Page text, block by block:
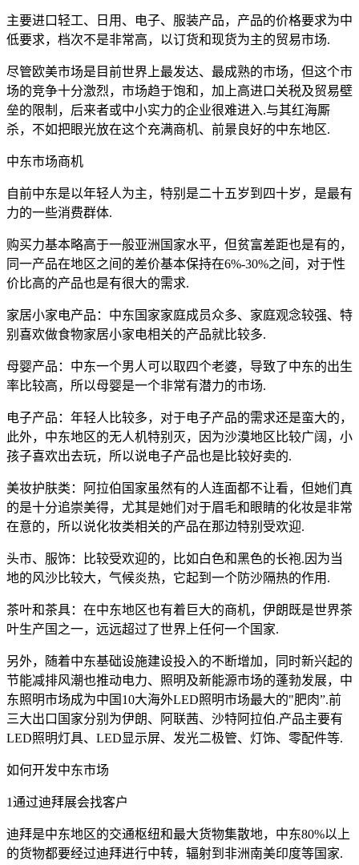
主要进口轻工、日用、电子、服装产品，产品的价格要求为中
低要求，档次不是非常高，以订货和现货为主的贸易市场.
尽管欧美市场是目前世界上最发达、最成熟的市场，但这个市
场的竞争十分激烈，市场趋于饱和，加上高进口关税及贸易壁
垒的限制，后来者或中小实力的企业很难进入.与其红海厮
杀，不如把眼光放在这个充满商机、前景良好的中东地区.
中东市场商机
自前中东是以年轻人为主，特别是二十五岁到四十岁，是最有
力的一些消费群体.
购买力基本略高于一般亚洲国家水平，但贫富差距也是有的，
同一产品在地区之间的差价基本保持在6%-30%之间，对于性
价比高的产品也是有很大的需求.
家居小家电产品：中东国家家庭成员众多、家庭观念较强、特
别喜欢做食物家居小家电相关的产品就比较多.
母婴产品：中东一个男人可以取四个老婆，导致了中东的出生
率比较高，所以母婴是一个非常有潜力的市场.
电子产品：年轻人比较多，对于电子产品的需求还是蛮大的，
此外，中东地区的无人机特别灭，因为沙漠地区比较广阔，小
孩子喜欢出去玩，所以说电子产品也是比较好卖的.
美妆护肤类：阿拉伯国家虽然有的人连面都不让看，但她们真
的是十分追崇美得，尤其是她们对于眉毛和眼睛的化妆是非常
在意的，所以说化妆类相关的产品在那边特别受欢迎.
头市、服饰：比较受欢迎的，比如白色和黑色的长袍.因为当
地的风沙比较大，气候炎热，它起到一个防沙隔热的作用.
茶叶和茶具：在中东地区也有着巨大的商机，伊朗既是世界茶
叶生产国之一，远远超过了世界上任何一个国家.
另外，随着中东基础设施建设投入的不断增加，同时新兴起的
节能减排风潮也推动电力、照明及新能源市场的蓬勃发展，中
东照明市场成为中国10大海外LED照明市场最大的"肥肉”.前
三大出口国家分别为伊朗、阿联茜、沙特阿拉伯.产品主要有
LED照明灯具、LED显示屏、发光二极管、灯饰、零配件等.
如何开发中东市场
1通过迪拜展会找客户
迪拜是中东地区的交通枢纽和最大货物集散地，中东80%以上
的货物都要经过迪拜进行中转，辐射到非洲南美印度等国家.